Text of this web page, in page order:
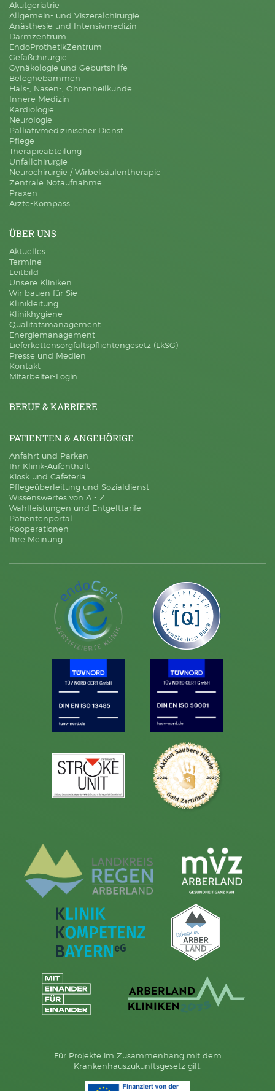
Akutgeriatrie
Allgemein- und Viszeralchirurgie
Anästhesie und Intensivmedizin
Darmzentrum
EndoProthetikZentrum
Gefäßchirurgie
Gynäkologie und Geburtshilfe
Beleghebammen
Hals-, Nasen-, Ohrenheilkunde
Innere Medizin
Kardiologie
Neurologie
Palliativmedizinischer Dienst
Pflege
Therapieabteilung
Unfallchirurgie
Neurochirurgie / Wirbelsäulentherapie
Zentrale Notaufnahme
Praxen
Ärzte-Kompass
ÜBER UNS
Aktuelles
Termine
Leitbild
Unsere Kliniken
Wir bauen für Sie
Klinikleitung
Klinikhygiene
Qualitätsmanagement
Energiemanagement
Lieferkettensorgfaltspflichtengesetz (LkSG)
Presse und Medien
Kontakt
Mitarbeiter-Login
BERUF & KARRIERE
PATIENTEN & ANGEHÖRIGE
Anfahrt und Parken
Ihr Klinik-Aufenthalt
Kiosk und Cafeteria
Pflegeüberleitung und Sozialdienst
Wissenswertes von A - Z
Wahlleistungen und Entgelttarife
Patientenportal
Kooperationen
Ihre Meinung
Für Projekte im Zusammenhang mit dem
Krankenhauszukunftsgesetz gilt: